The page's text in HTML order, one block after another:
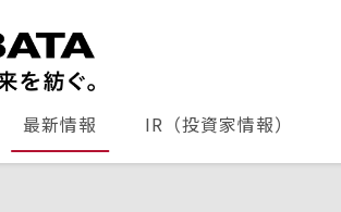
最新情報 IR（投資家情報）